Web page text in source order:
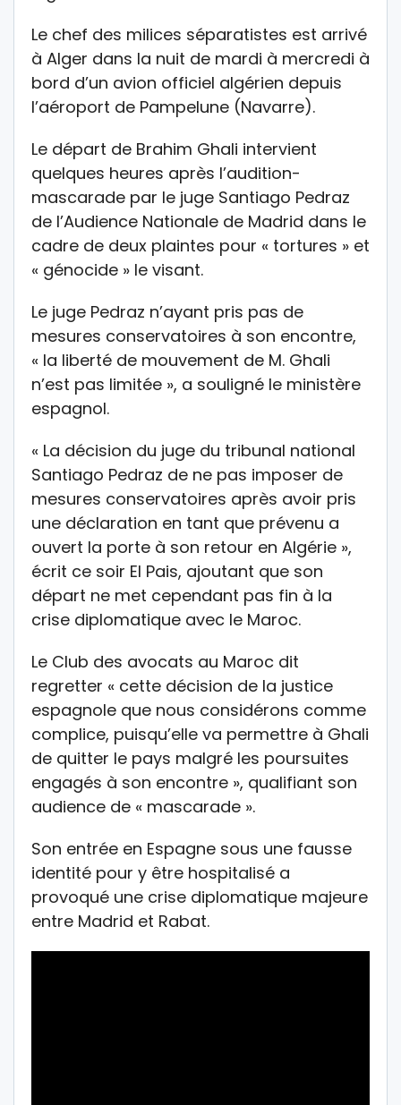
Le chef des milices séparatistes est arrivé
à Alger dans la nuit de mardi à mercredi à
bord d’un avion officiel algérien depuis
l’aéroport de Pampelune (Navarre).
Le départ de Brahim Ghali intervient
quelques heures après l’audition-
mascarade par le juge Santiago Pedraz
de l’Audience Nationale de Madrid dans le
cadre de deux plaintes pour « tortures » et
« génocide » le visant.
Le juge Pedraz n’ayant pris pas de
mesures conservatoires à son encontre,
« la liberté de mouvement de M. Ghali
n’est pas limitée », a souligné le ministère
espagnol.
« La décision du juge du tribunal national
Santiago Pedraz de ne pas imposer de
mesures conservatoires après avoir pris
une déclaration en tant que prévenu a
ouvert la porte à son retour en Algérie »,
écrit ce soir El Pais, ajoutant que son
départ ne met cependant pas fin à la
crise diplomatique avec le Maroc.
Le Club des avocats au Maroc dit
regretter « cette décision de la justice
espagnole que nous considérons comme
complice, puisqu’elle va permettre à Ghali
de quitter le pays malgré les poursuites
engagés à son encontre », qualifiant son
audience de « mascarade ».
Son entrée en Espagne sous une fausse
identité pour y être hospitalisé a
provoqué une crise diplomatique majeure
entre Madrid et Rabat.